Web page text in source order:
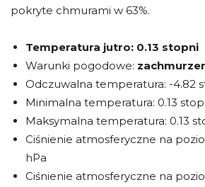
pokryte chmurami w 63%.
Temperatura jutro: 0.13 stopni
Warunki pogodowe:
Odczuwalna temperatura: -4.82
Minimalna temperatura: 0.13
Maksymalna temperatura: 0.13
Ciśnienie atmosferyczne na
hPa
Ciśnienie atmosferyczne na